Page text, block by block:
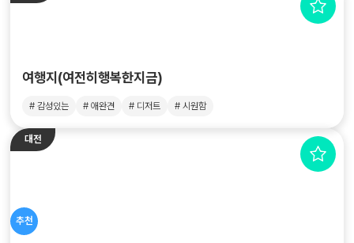
여행지(여전히행복한지금)
# 감성있는 # 애완견 # 디저트 # 시원함
대전
추천